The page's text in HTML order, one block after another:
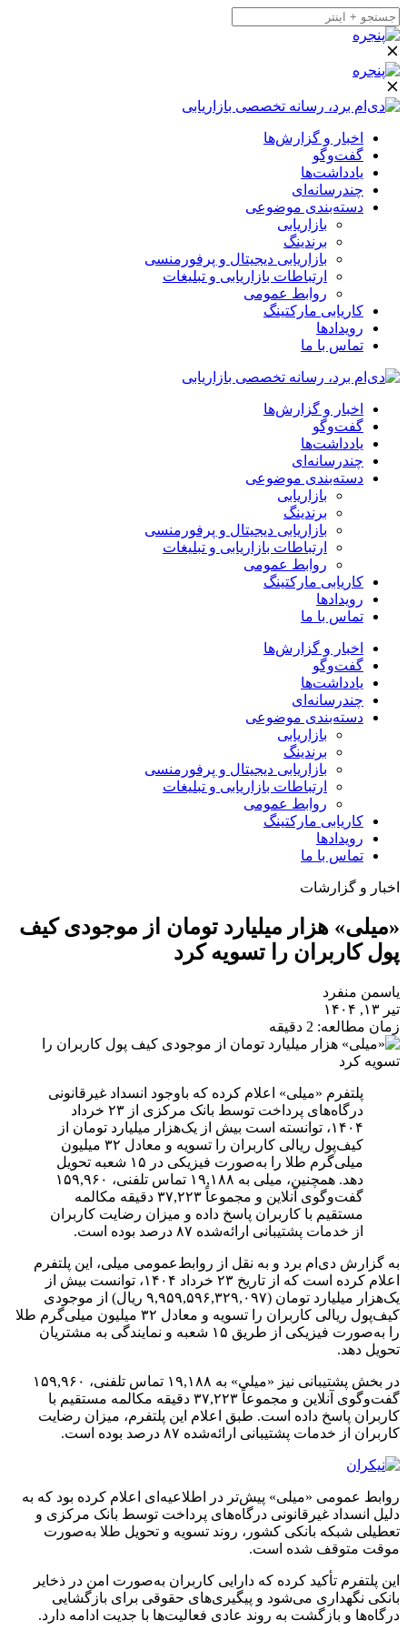
اخبار و گزارش‌ها
گفت‌وگو
یادداشت‌ها
چندرسانه‌ای
دسته‌بندی موضوعی
بازاریابی
برندینگ
بازاریابی دیجیتال و پرفورمنسی
ارتباطات بازاریابی و تبلیغات
روابط عمومی
کاریابی مارکتینگ
رویدادها
تماس با ما
اخبار و گزارش‌ها
گفت‌وگو
یادداشت‌ها
چندرسانه‌ای
دسته‌بندی موضوعی
بازاریابی
برندینگ
بازاریابی دیجیتال و پرفورمنسی
ارتباطات بازاریابی و تبلیغات
روابط عمومی
کاریابی مارکتینگ
رویدادها
تماس با ما
اخبار و گزارش‌ها
گفت‌وگو
یادداشت‌ها
چندرسانه‌ای
دسته‌بندی موضوعی
بازاریابی
برندینگ
بازاریابی دیجیتال و پرفورمنسی
ارتباطات بازاریابی و تبلیغات
روابط عمومی
کاریابی مارکتینگ
رویدادها
تماس با ما
اخبار و گزارشات
«میلی» هزار میلیارد تومان از موجودی کیف
پول کاربران را تسویه کرد
یاسمن منفرد
تیر ۱۳, ۱۴۰۴
زمان مطالعه: 2 دقیقه
پلتفرم «میلی» اعلام کرده که باوجود انسداد غیرقانونی
درگاه‌های پرداخت توسط بانک مرکزی از ۲۳ خرداد
۱۴۰۴، توانسته است بیش از یک‌هزار میلیارد تومان از
کیف‌پول ریالی کاربران را تسویه و معادل ۳۲ میلیون
میلی‌گرم طلا را به‌صورت فیزیکی در ۱۵ شعبه تحویل
دهد. همچنین، میلی به ۱۹,۱۸۸ تماس تلفنی، ۱۵۹,۹۶۰
گفت‌وگوی آنلاین و مجموعاً ۳۷,۲۲۳ دقیقه مکالمه
مستقیم با کاربران پاسخ داده و میزان رضایت کاربران
از خدمات پشتیبانی ارائه‌شده ۸۷ درصد بوده است.
به گزارش دی‌ام‌ برد و به نقل از روابط‌عمومی میلی، این پلتفرم
اعلام کرده است که از تاریخ ۲۳ خرداد ۱۴۰۴، توانست بیش از
یک‌هزار میلیارد تومان (۹,۹۵۹,۵۹۶,۳۲۹,۰۹۷ ریال) از موجودی
کیف‌پول ریالی کاربران را تسویه و معادل ۳۲ میلیون میلی‌گرم طلا
را به‌صورت فیزیکی از طریق ۱۵ شعبه و نمایندگی به مشتریان
تحویل دهد.
در بخش پشتیبانی نیز «میلی» به ۱۹,۱۸۸ تماس تلفنی، ۱۵۹,۹۶۰
گفت‌وگوی آنلاین و مجموعاً ۳۷,۲۲۳ دقیقه مکالمه مستقیم با
کاربران پاسخ داده است. طبق اعلام این پلتفرم، میزان رضایت
کاربران از خدمات پشتیبانی ارائه‌شده ۸۷ درصد بوده است.
روابط عمومی «میلی» پیش‌تر در اطلاعیه‌ای اعلام کرده بود که به
دلیل انسداد غیرقانونی درگاه‌های پرداخت توسط بانک مرکزی و
تعطیلی شبکه بانکی کشور، روند تسویه و تحویل طلا به‌صورت
موقت متوقف شده است.
این پلتفرم تأکید کرده که دارایی کاربران به‌صورت امن در ذخایر
بانکی نگهداری می‌شود و پیگیری‌های حقوقی برای بازگشایی
درگاه‌ها و بازگشت به روند عادی فعالیت‌ها با جدیت ادامه دارد.